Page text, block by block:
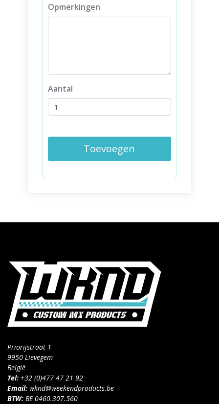
Opmerkingen
Aantal
Toevoegen
Priorijstraat 1
9950 Lievegem
België
Tel: +32 (0)477 47 21 92
Email: wknd@weekendproducts.be
BTW: BE 0460.307.560